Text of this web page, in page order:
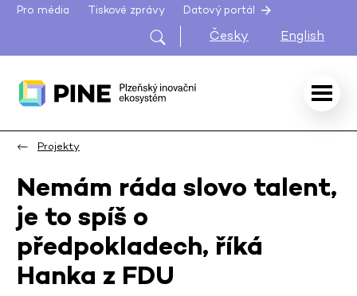
Pro média Tiskové zprávy Datový portál
Česky English
Projekty
Nemám ráda slovo talent,
je to spíš o
předpokladech, říká
Hanka z FDU